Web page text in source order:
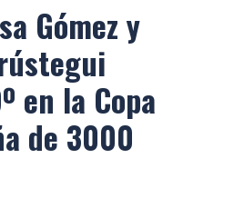
Gómez y
en la Copa
de 3000